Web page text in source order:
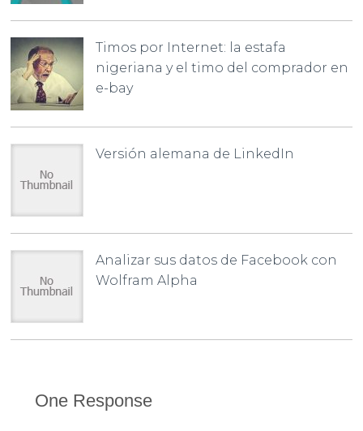
Timos por Internet: la estafa
nigeriana y el timo del comprador en
e-bay
Versión alemana de LinkedIn
Analizar sus datos de Facebook con
Wolfram Alpha
One Response